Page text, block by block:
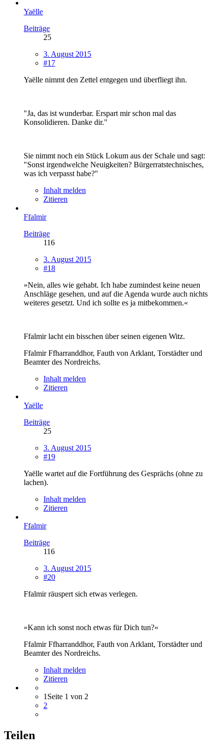
Yaëlle
Beiträge
25
3. August 2015
#17
Yaëlle nimmt den Zettel entgegen und überfliegt ihn.
"Ja, das ist wunderbar. Erspart mir schon mal das
Konsolidieren. Danke dir."
Sie nimmt noch ein Stück Lokum aus der Schale und sagt:
"Sonst irgendwelche Neuigkeiten? Bürgerratstechnisches,
was ich verpasst habe?"
Inhalt melden
Zitieren
Ffalmir
Beiträge
116
3. August 2015
#18
»Nein, alles wie gehabt. Ich habe zumindest keine neuen
Anschläge gesehen, und auf die Agenda wurde auch nichts
weiteres gesetzt. Und ich sollte es ja mitbekommen.«
Ffalmir lacht ein bisschen über seinen eigenen Witz.
Ffalmir Ffharranddhor, Fauth von Arklant, Torstädter und
Beamter des Nordreichs.
Inhalt melden
Zitieren
Yaëlle
Beiträge
25
3. August 2015
#19
Yaëlle wartet auf die Fortführung des Gesprächs (ohne zu
lachen).
Inhalt melden
Zitieren
Ffalmir
Beiträge
116
3. August 2015
#20
Ffalmir räuspert sich etwas verlegen.
»Kann ich sonst noch etwas für Dich tun?«
Ffalmir Ffharranddhor, Fauth von Arklant, Torstädter und
Beamter des Nordreichs.
Inhalt melden
Zitieren
1 Seite 1 von 2
2
Teilen